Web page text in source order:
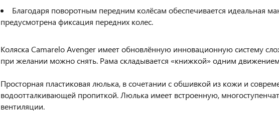
Благодаря поворотным передним колёсам обеспечивается идеальная
предусмотрена фиксация передних колес.
Коляска Camarelo Avenger имеет обновлённую инновационную систему
при желании можно снять. Рама складывается «книжкой» одним
Просторная пластиковая люлька, в сочетании с обшивкой из кожи и
водоотталкивающей пропиткой. Люлька имеет встроенную,
вентиляции.